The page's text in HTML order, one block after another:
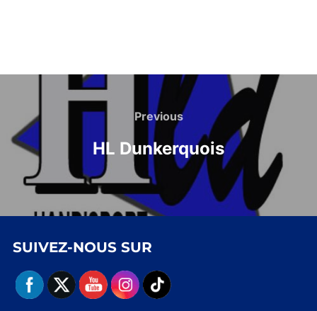
Navigation
l’article
Previous
Previous
HL Dunkerquois
SUIVEZ-NOUS SUR